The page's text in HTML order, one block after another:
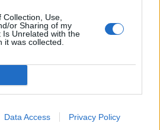
Use,
or Sharing of my
Is Unrelated with the
it was collected.
Data Access Privacy Policy
«τυρίλα» στα
το εξής: τεντώστε
λιωμένος ή όχι,
απλωθεί τόσο καλά
Τρίψτε το τυρί
απολαύσετε